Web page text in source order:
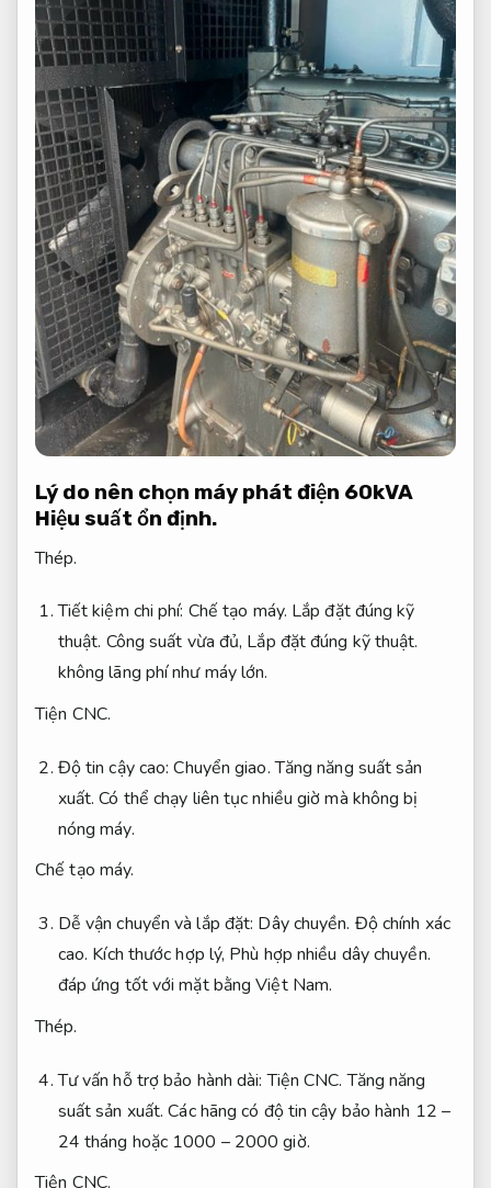
Lý do nên chọn máy phát điện 60kVA
Hiệu suất ổn định.
Thép.
Tiết kiệm chi phí: Chế tạo máy. Lắp đặt đúng kỹ
thuật. Công suất vừa đủ, Lắp đặt đúng kỹ thuật.
không lãng phí như máy lớn.
Tiện CNC.
Độ tin cậy cao:Chuyển giao. Tăng năng suất sản
xuất. Có thể chạy liên tục nhiều giờ mà không bị
nóng máy.
Chế tạo máy.
Dễ vận chuyển và lắp đặt: Dây chuyền. Độ chính xác
cao. Kích thước hợp lý, Phù hợp nhiều dây chuyền.
đáp ứng tốt với mặt bằng Việt Nam.
Thép.
Tư vấn hỗ trợ bảo hành dài:Tiện CNC. Tăng năng
suất sản xuất. Các hãng có độ tin cậy bảo hành 12 –
24 tháng hoặc 1000 – 2000 giờ.
Tiện CNC.